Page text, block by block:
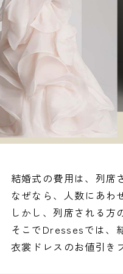
結婚式の費用は、列席
なぜなら、人数にあわ
しかし、列席される
そこでDressesでは、
衣裳ドレスのお値引き